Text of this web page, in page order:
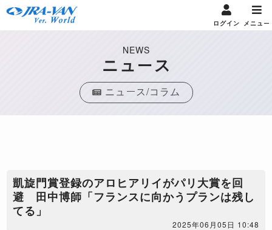
ログイン メニュー
NEWS
ニュース
ニュース/コラム
凱旋門賞登録のアロヒアリイがパリ大賞を回
避 田中博師「フランスに向かうプランは残し
てる」
2025年06月05日 10:48